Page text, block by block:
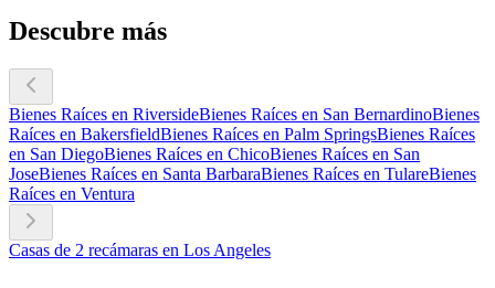
Descubre más
Bienes Raíces en RiversideBienes Raíces en San BernardinoBienes
Raíces en BakersfieldBienes Raíces en Palm SpringsBienes Raíces
en San DiegoBienes Raíces en ChicoBienes Raíces en San
JoseBienes Raíces en Santa BarbaraBienes Raíces en TulareBienes
Raíces en Ventura
Casas de 2 recámaras en Los Angeles